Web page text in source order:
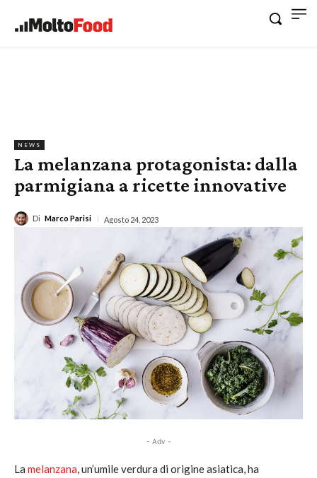
NEWS
La melanzana protagonista: dalla
parmigiana a ricette innovative
Di Marco Parisi Agosto 24, 2023
- Adv -
La melanzana, un’umile verdura di origine asiatica, ha